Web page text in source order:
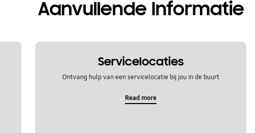
Aanvullende Informatie
Servicelocaties
Ontvang hulp van een servicelocatie bij jou in de buurt
Read more